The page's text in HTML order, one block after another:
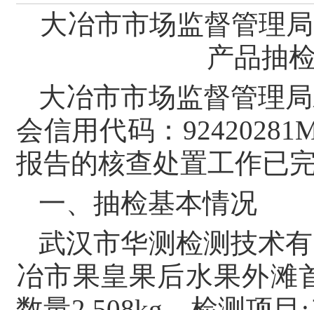
大冶市市场监督管理
产品抽
大冶市市场监督管理
会信用代码：
报告的核查处置工作已
一、抽检基本情况
武汉市华测检测技术
冶市果皇果后水果外滩